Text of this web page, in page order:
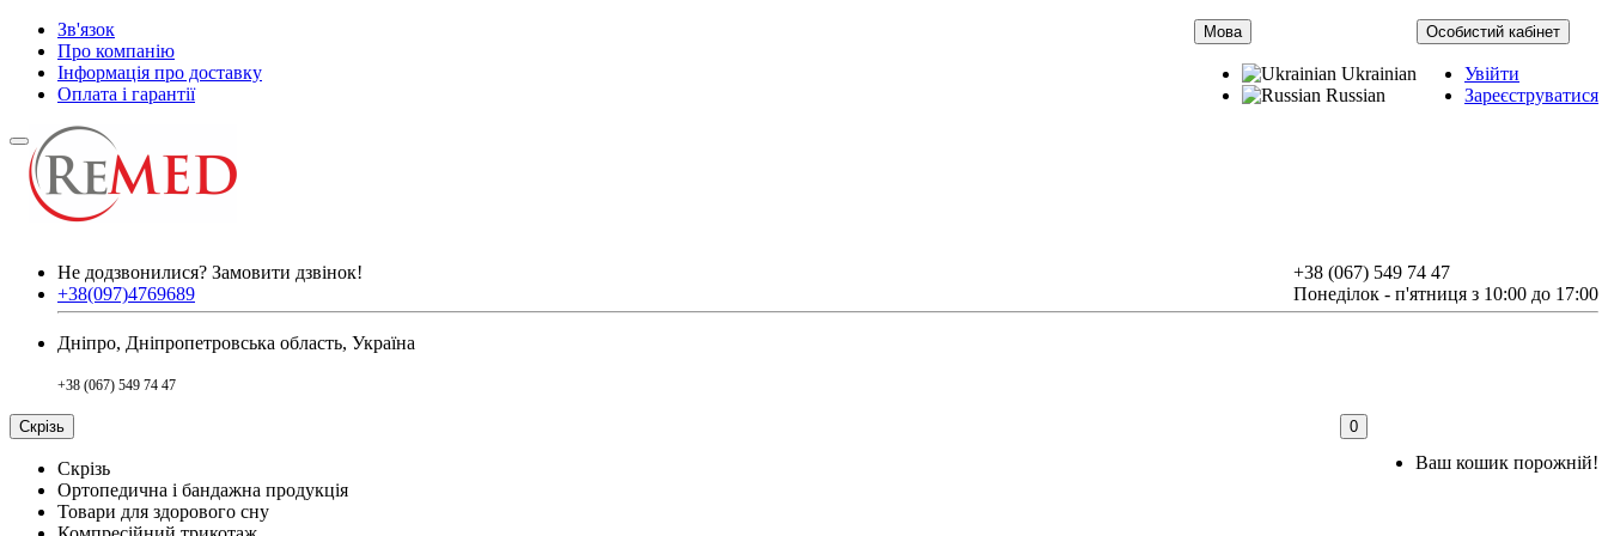
Особистий кабінет
Увійти
Зареєструватися
Мова
Ukrainian
Russian
Зв'язок
Про компанію
Інформація про доставку
Оплата і гарантії
+38 (067) 549 74 47
Понеділок - п'ятниця з 10:00 до 17:00
Не додзвонилися? Замовити дзвінок!
+38(097)4769689
Дніпро, Дніпропетровська область, Україна
+38 (067) 549 74 47
0
Ваш кошик порожній!
Скрізь
Скрізь
Ортопедична і бандажна продукція
Товари для здорового сну